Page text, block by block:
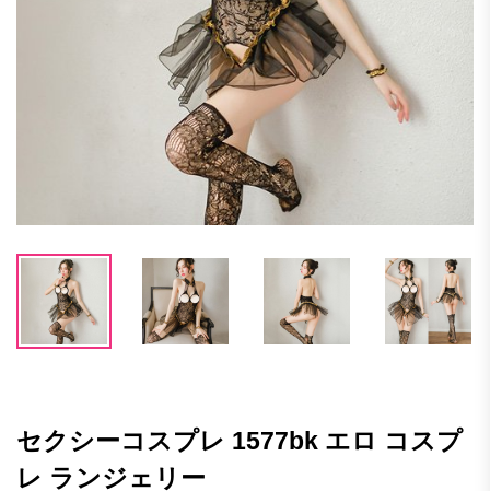
セクシーコスプレ 1577bk エロ コスプ
レ ランジェリー